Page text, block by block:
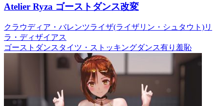
Atelier Ryza ゴーストダンス改変
クラウディア・バレンツライザ(ライザリン・シュタウト)リ
ラ・ディザイアス
ゴーストダンス タイツ・ストッキングダンス有り 羞恥